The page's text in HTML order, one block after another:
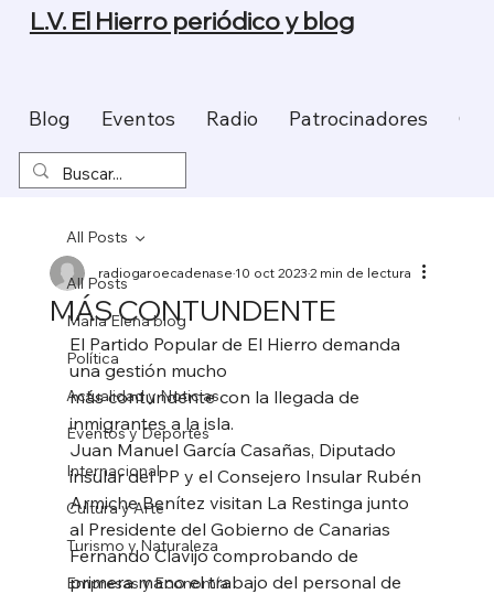
Blog Eventos Radio Patrocinadores
L.V. El Hierro periódico y blog
All Posts
Maria Elena blog
Política
Actualidad y Noticias
Eventos y Deportes
Internacional
Cultura y Arte
Turismo y Naturaleza
Empresas y Economía
All Posts
MÁS CONTUNDENTE
radiogaroecadenase10 oct 20232 min de lectura
El Partido Popular de El Hierro demanda
una gestión mucho
más contundente con la llegada de
inmigrantes a la isla.
Juan Manuel García Casañas, Diputado
insular del PP y el Consejero Insular Rubén
Armiche Benítez visitan La Restinga junto
al Presidente del Gobierno de Canarias
Fernando Clavijo comprobando de
primera mano el trabajo del personal de